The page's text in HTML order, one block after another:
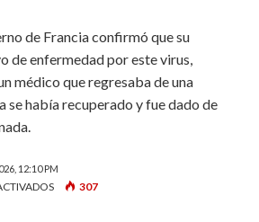
de Francia confirmó quesu
de enfermedad por este virus,
médico que regresaba de una
se había recuperado y fue dado de
12:10 PM
EN
307